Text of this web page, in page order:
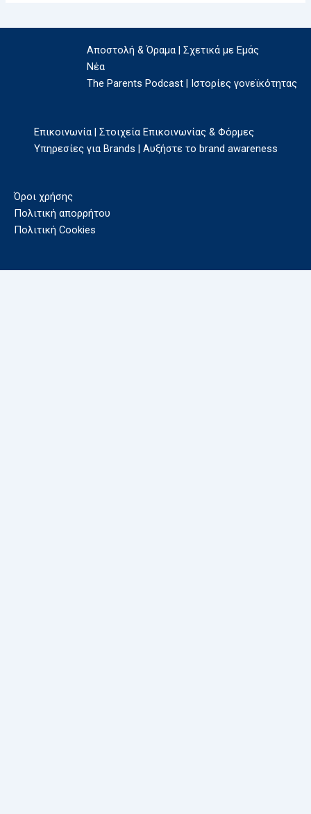
Αποστολή & Όραμα | Σχετικά με Εμάς
Νέα
The Parents Podcast | Ιστορίες γονεϊκότητας
Επικοινωνία | Στοιχεία Επικοινωνίας & Φόρμες
Υπηρεσίες για Brands | Αυξήστε το brand awareness
Όροι χρήσης
Πολιτική απορρήτου
Πολιτική Cookies